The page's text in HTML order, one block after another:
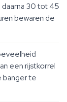
30 tot 45
bewaren de
een rijstkorrel
banger te